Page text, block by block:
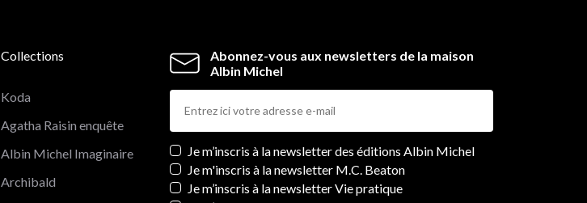
Abonnez-vous aux newsletters de la maison
Albin Michel
Newsletters
Je m’inscris à la newsletter des éditions Albin Michel
Je m'inscris à la newsletter M.C. Beaton
Je m’inscris à la newsletter Vie pratique
Collections
Koda
Agatha Raisin enquête
Albin Michel Imaginaire
Archibald